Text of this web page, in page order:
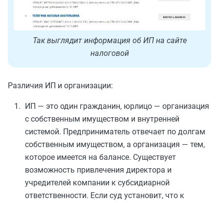
Так выглядит информация об ИП на сайте
налоговой
Различия ИП и организации:
ИП — это один гражданин, юрлицо — организация
с собственным имуществом и внутренней
системой. Предприниматель отвечает по долгам
собственным имуществом, а организация — тем,
которое имеется на балансе. Существует
возможность привлечения директора и
учредителей компании к субсидиарной
ответственности. Если суд установит, что к